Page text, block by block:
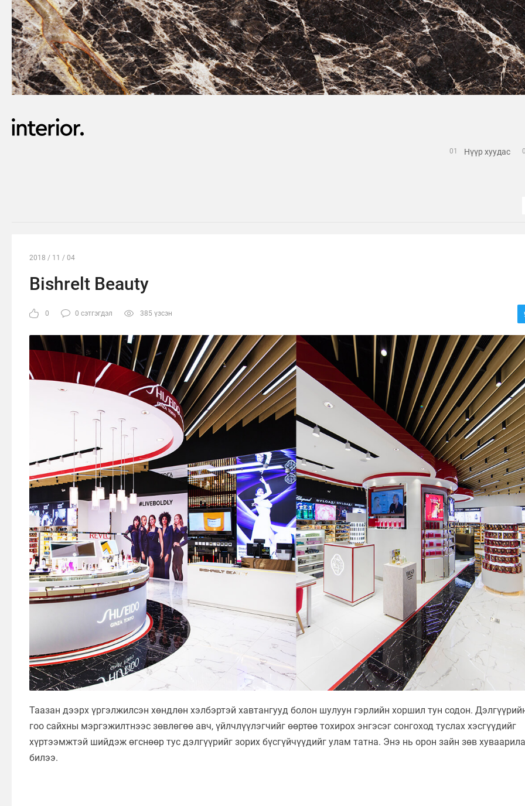
Нүүр хуудас
2018 / 11 / 04
Bishrelt Beauty
0 0 сэтгэгдэл 385 үзсэн
Таазан дээрх үргэлжилсэн хөндлөн хэлбэртэй хавтангууд болон шулуун гэрлийн хоршил тун содон.
гоо сайхны мэргэжилтнээс зөвлөгөө авч, үйлчлүүлэгчийг өөртөө тохирох энгэсэг сонгоход туслах хэсгүүдийг
хүртээмжтэй шийдэж өгснөөр тус дэлгүүрийг зорих бүсгүйчүүдийг улам татна. Энэ нь орон зайн зөв
билээ.